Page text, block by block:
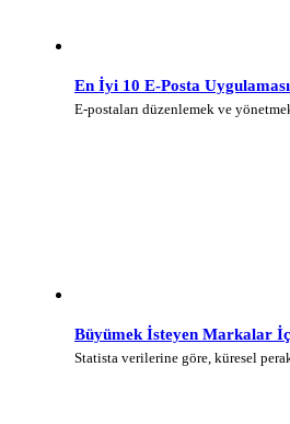
En İyi 10 E-Posta
E-postaları düzenlemek ve
Büyümek İsteyen Markalar
Statista verilerine göre, küresel